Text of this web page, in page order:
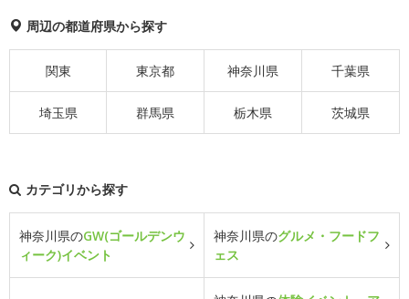
周辺の都道府県から探す
関東 東京都 神奈川県 千葉県
埼玉県 群馬県 栃木県 茨城県
カテゴリから探す
神奈川県のGW(ゴールデンウ
ィーク)イベント
神奈川県のグルメ・フードフ
ェス